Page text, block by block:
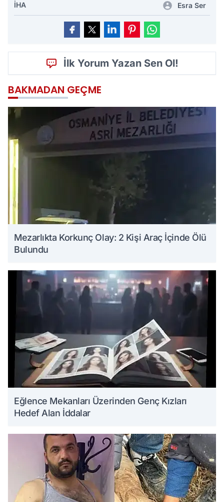
İHA Esra Ser
İlk Yorum Yazan Sen Ol!
BAKMADAN GEÇME
Mezarlıkta Korkunç Olay: 2 Kişi Araç İçinde Ölü
Bulundu
Eğlence Mekanları Üzerinden Genç Kızları
Hedef Alan İddalar